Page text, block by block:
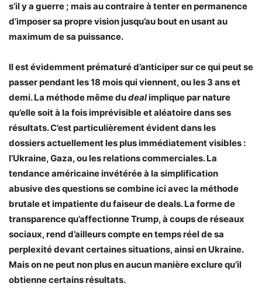
s’il y a guerre ; mais au contraire à tenter en permanence
d’imposer sa propre vision jusqu’au bout en usant au
maximum de sa puissance.
Il est évidemment prématuré d’anticiper sur ce qui peut se
passer pendant les 18 mois qui viennent, ou les 3 ans et
demi. La méthode même dudealimplique par nature
qu’elle soit à la fois imprévisible et aléatoire dans ses
résultats. C’est particulièrement évident dans les
dossiers actuellement les plus immédiatement visibles :
l’Ukraine, Gaza, ou les relations commerciales. La
tendance américaine invétérée à la simplification
abusive des questions se combine ici avec la méthode
brutale et impatiente du faiseur de deals. La forme de
transparence qu’affectionne Trump, à coups de réseaux
sociaux, rend d’ailleurs compte en temps réel de sa
perplexité devant certaines situations, ainsi en Ukraine.
Mais on ne peut non plus en aucun manière exclure qu’il
obtienne certains résultats.